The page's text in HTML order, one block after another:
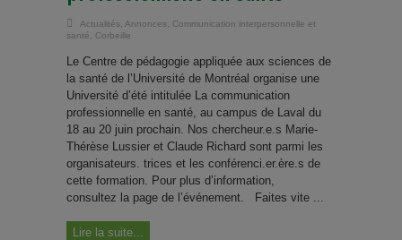
Actualités Annonces
Communication interpersonnelle et
santé
Corbeille
Le Centre de pédagogie appliquée aux sciences de
la santé de l’Université de Montréal organise une
Université d’été intitulée La communication
professionnelle en santé, au campus de Laval du
18 au 20 juin prochain. Nos chercheur.e.s Marie-
Thérèse Lussier et Claude Richard sont parmi les
organisateurs. trices et les conférenci.er.ère.s de
cette formation. Pour plus d’information,
consultez la page de l’événement. Faites vite ...
Lire la suite...